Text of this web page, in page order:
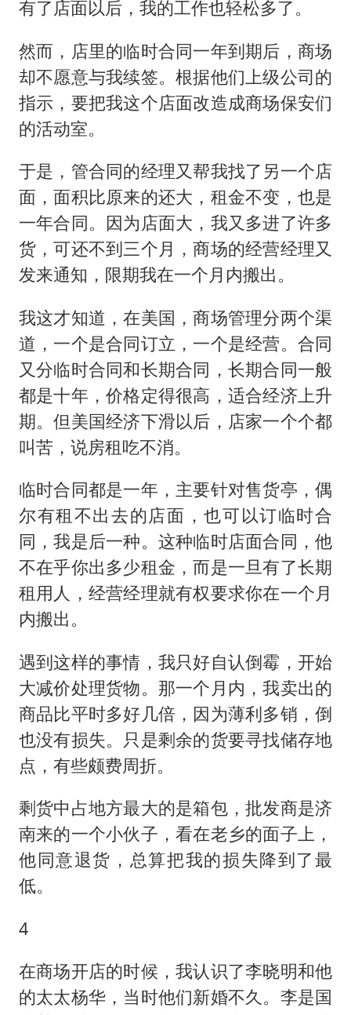
有了店面以后，我的工作也轻松多了。
然而，店里的临时合同一年到期后，商场
却不愿意与我续签。根据他们上级公司的
指示，要把我这个店面改造成商场保安们
的活动室。
于是，管合同的经理又帮我找了另一个店
面，面积比原来的还大，租金不变，也是
一年合同。因为店面大，我又多进了许多
货，可还不到三个月，商场的经营经理又
发来通知，限期我在一个月内搬出。
我这才知道，在美国，商场管理分两个渠
道，一个是合同订立，一个是经营。合同
又分临时合同和长期合同，长期合同一般
都是十年，价格定得很高，适合经济上升
期。但美国经济下滑以后，店家一个个都
叫苦，说房租吃不消。
临时合同都是一年，主要针对售货亭，偶
尔有租不出去的店面，也可以订临时合
同，我是后一种。这种临时店面合同，他
不在乎你出多少租金，而是一旦有了长期
租用人，经营经理就有权要求你在一个月
内搬出。
遇到这样的事情，我只好自认倒霉，开始
大减价处理货物。那一个月内，我卖出的
商品比平时多好几倍，因为薄利多销，倒
也没有损失。只是剩余的货要寻找储存地
点，有些颇费周折。
剩货中占地方最大的是箱包，批发商是济
南来的一个小伙子，看在老乡的面子上，
他同意退货，总算把我的损失降到了最
低。
4
在商场开店的时候，我认识了李晓明和他
的太太杨华，当时他们新婚不久。李是国